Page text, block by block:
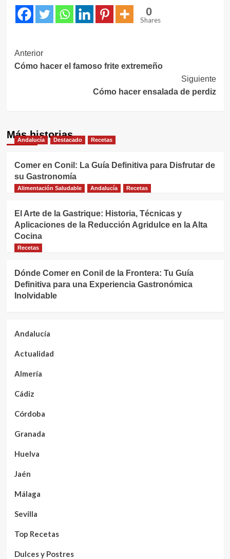
0
Shares
Navegación
de
Anterior
Cómo hacer el famoso frite extremeño
Siguiente
Cómo hacer ensalada de perdiz
Más historias
Andalucía Destacado Recetas
Comer en Conil: La Guía Definitiva para Disfrutar de
su Gastronomía
Alimentación Saludable Andalucía Recetas
El Arte de la Gastrique: Historia, Técnicas y
Aplicaciones de la Reducción Agridulce en la Alta
Cocina
Recetas
Dónde Comer en Conil de la Frontera: Tu Guía
Definitiva para una Experiencia Gastronómica
Inolvidable
Andalucía
Actualidad
Almería
Cádiz
Córdoba
Granada
Huelva
Jaén
Málaga
Sevilla
Top Recetas
Dulces y Postres